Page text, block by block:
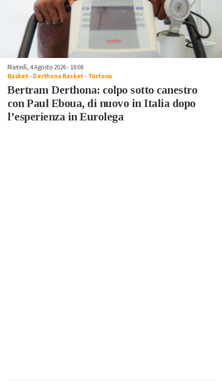
Martedì, 4 Agosto 2026 - 16:08
Basket -Derthona Basket - Tortona
Bertram Derthona: colpo sotto canestro
con Paul Eboua, di nuovo in Italia dopo
l’esperienza in Eurolega